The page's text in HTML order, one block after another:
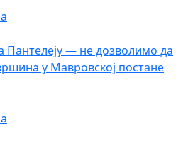
Пантелеју — не дозволимо да
у Мавровској постане